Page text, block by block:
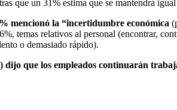
que un 31% estima que se mantendrá
mencionó la “incertidumbre económica
temas relativos al personal (encontrar,
o demasiado rápido).
dijo que los empleados continuarán